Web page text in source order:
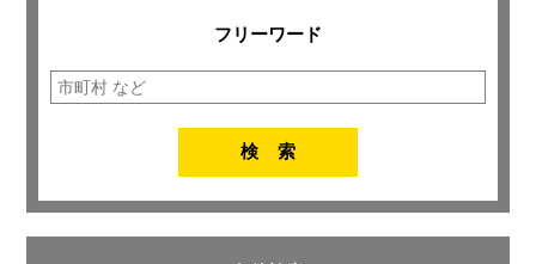
フリーワード